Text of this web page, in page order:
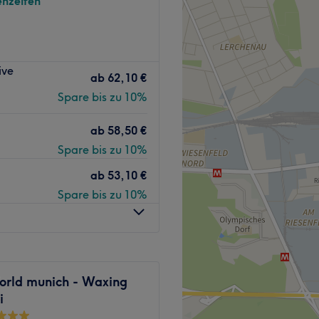
einen guten Kaffee.
pflegt das Team
Niveau und
auf eine
Schönheit buchstäblich
herauszuholen. Mit
und Behandlungen
nur wenige Gehminuten
und dem
und ihrem
die Schönheitsschmiedin
ab 62,10 €
Spare bis zu 10%
ab 58,50 €
Spare bis zu 10%
ab 53,10 €
Spare bis zu 10%
munich - Waxing